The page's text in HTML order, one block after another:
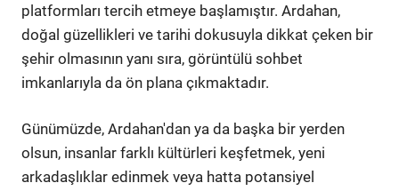
platformları tercih etmeye başlamıştır. Ardahan,
doğal güzellikleri ve tarihi dokusuyla dikkat çeken bir
şehir olmasının yanı sıra, görüntülü sohbet
imkanlarıyla da ön plana çıkmaktadır.
Günümüzde, Ardahan'dan ya da başka bir yerden
olsun, insanlar farklı kültürleri keşfetmek, yeni
arkadaşlıklar edinmek veya hatta potansiyel